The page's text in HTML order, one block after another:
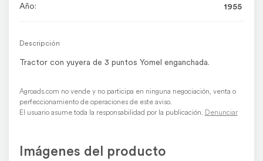
Año: 1955
Descripción
Tractor con yuyera de 3 puntos Yomel enganchada.
Agroads.com no vende y no participa en ninguna negociación, venta o
perfeccionamiento de operaciones de este aviso.
El usuario asume toda la responsabilidad por la publicación. Denunciar
Imágenes del producto